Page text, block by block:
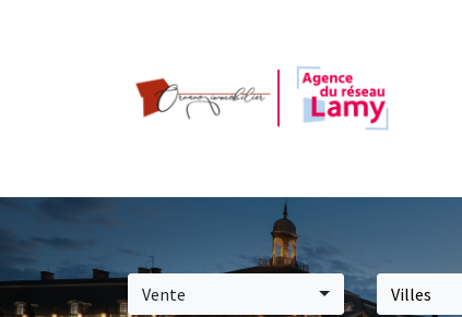
Vente Villes